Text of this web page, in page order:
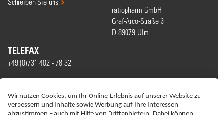
ratiopharm GmbH
Graf-Arco-Straße 3
D-89079 Ulm
TELEFAX
+49 (0)731 402 - 78 32
WIR SIND MITGLIED VON